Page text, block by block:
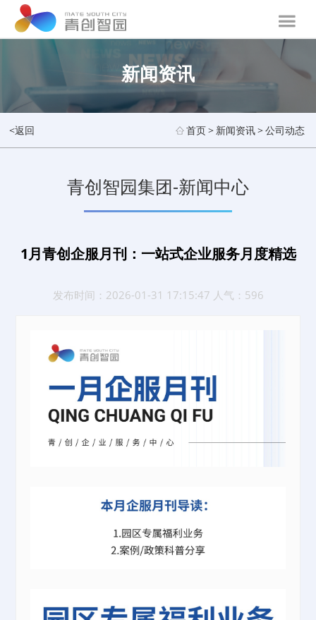
新闻资讯
<返回 首页> 新闻资讯>公司动态
青创智园集团-新闻中心
1月青创企服月刊：一站式企业服务月度精选
发布时间：2026-01-31 17:15:47 人气：596